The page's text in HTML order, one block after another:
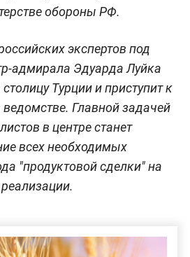
обороны РФ.
экспертов под
адмирала Эдуарда Луйка
Турции и приступит к
Главной задачей
в центре станет
всех необходимых
"продуктовой сделки" на